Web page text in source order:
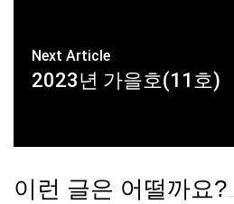
Next Article
2023년 가을호(11호)
이런 글은 어떨까요?